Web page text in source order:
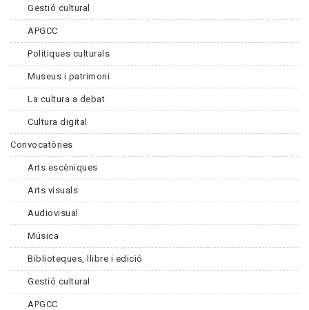
Gestió cultural
APGCC
Polítiques culturals
Museus i patrimoni
La cultura a debat
Cultura digital
Convocatòries
Arts escèniques
Arts visuals
Audiovisual
Música
Biblioteques, llibre i edició
Gestió cultural
APGCC